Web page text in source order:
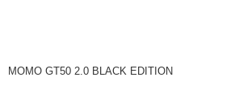
MOMO GT50 2.0 BLACK EDITION